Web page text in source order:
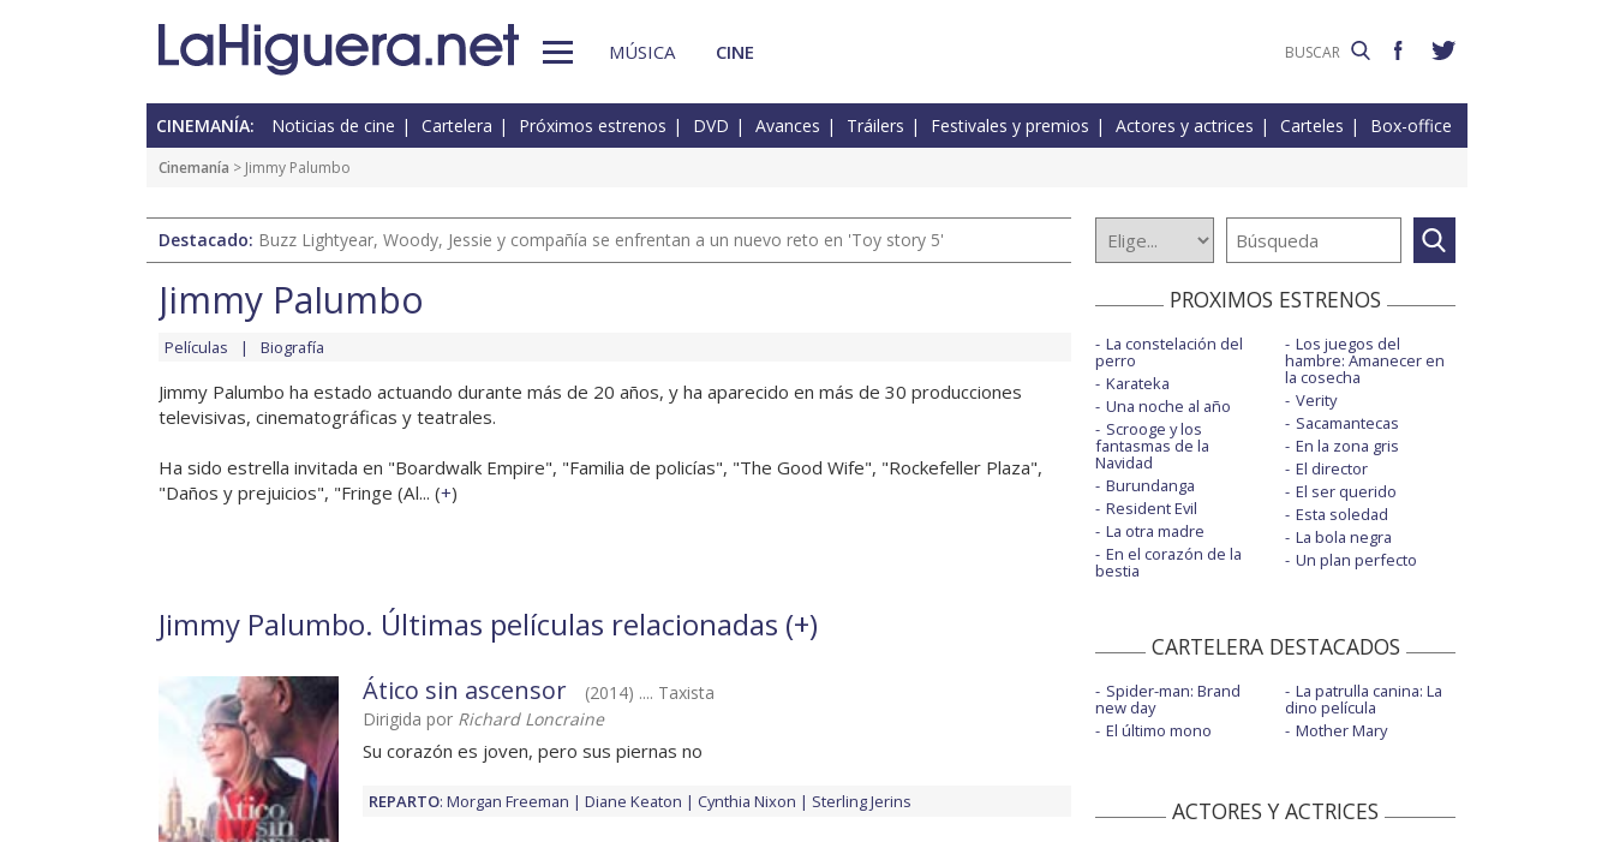
MÚSICA CINE
CINEMANÍA: Noticias de cine Cartelera Próximos estrenos DVD Avances Tráilers Festivales y premios Actores y actrices Carteles Box-office
Cinemanía > Jimmy Palumbo
Destacado: Buzz Lightyear, Woody, Jessie y compañía se enfrentan a un nuevo reto en 'Toy story 5'
Jimmy Palumbo
Películas Biografía
Jimmy Palumbo ha estado actuando durante más de 20 años, y ha aparecido en más de 30 producciones
televisivas, cinematográficas y teatrales.
Ha sido estrella invitada en "Boardwalk Empire", "Familia de policías", "The Good Wife", "Rockefeller Plaza",
"Daños y prejuicios", "Fringe (Al... (+)
Jimmy Palumbo. Últimas películas relacionadas (+)
Ático sin ascensor
(2014) .... Taxista
Dirigida por Richard Loncraine
Su corazón es joven, pero sus piernas no
REPARTO: Morgan Freeman Diane Keaton Cynthia Nixon Sterling Jerins
PROXIMOS ESTRENOS
La constelación del
perro
Karateka
Una noche al año
Scrooge y los
fantasmas de la
Navidad
Burundanga
Resident Evil
La otra madre
En el corazón de la
bestia
Los juegos del
hambre: Amanecer en
la cosecha
Verity
Sacamantecas
En la zona gris
El director
El ser querido
Esta soledad
La bola negra
Un plan perfecto
CARTELERA DESTACADOS
Spider-man: Brand
new day
El último mono
La patrulla canina: La
dino película
Mother Mary
ACTORES Y ACTRICES